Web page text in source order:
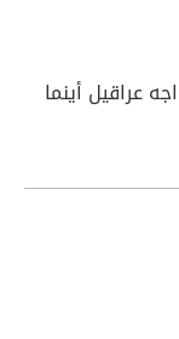
عراقيل أينما